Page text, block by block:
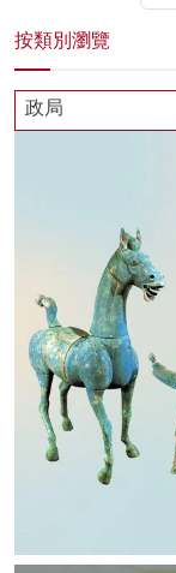
按類別瀏覽
政局